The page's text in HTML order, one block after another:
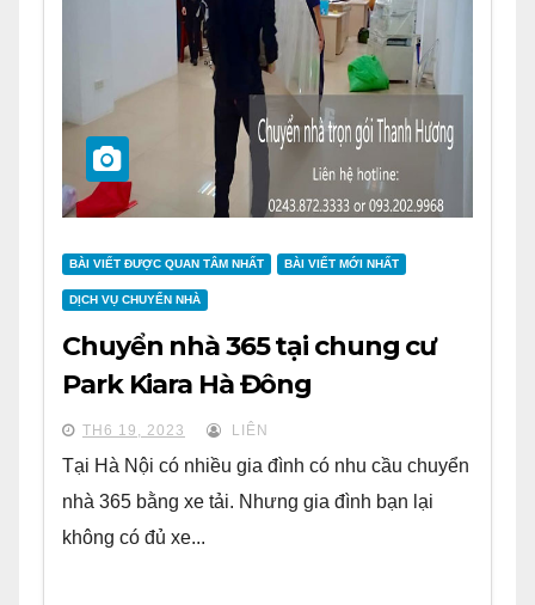
BÀI VIẾT ĐƯỢC QUAN TÂM NHẤT BÀI VIẾT MỚI NHẤT
DỊCH VỤ CHUYỂN NHÀ
Chuyển nhà 365 tại chung cư
Park Kiara Hà Đông
TH6 19, 2023 LIÊN
Tại Hà Nội có nhiều gia đình có nhu cầu chuyển
nhà 365 bằng xe tải. Nhưng gia đình bạn lại
không có đủ xe...